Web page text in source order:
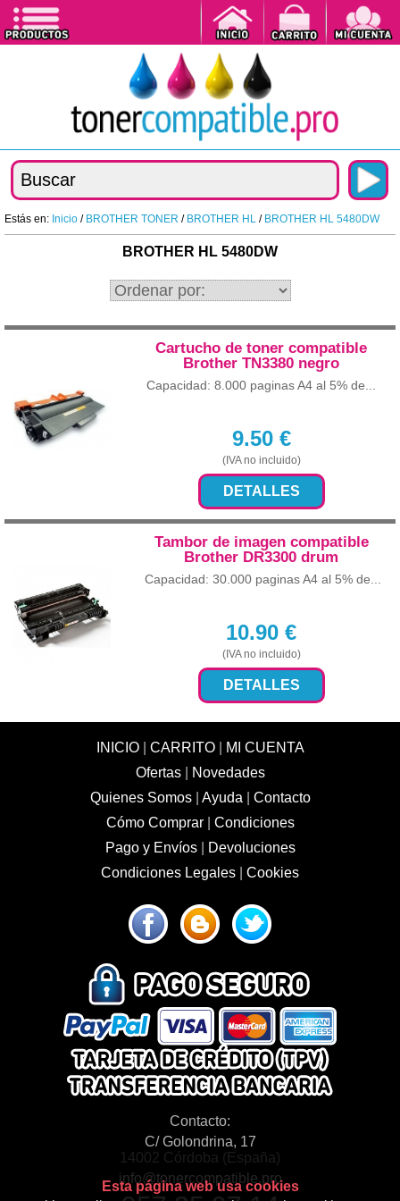
Estás en: Inicio / BROTHER TONER / BROTHER HL / BROTHER HL 5480DW
BROTHER HL 5480DW
Cartucho de toner compatible
Brother TN3380 negro
Capacidad: 8.000 paginas A4 al 5% de...
9.50€
(IVA no incluido)
DETALLES
Tambor de imagen compatible
Brother DR3300 drum
Capacidad: 30.000 paginas A4 al 5% de...
10.90 €
(IVA no incluido)
DETALLES
INICIO| CARRITO|
MI CUENTA
Ofertas|
Novedades
Quienes Somos| Ayuda
Contacto
Cómo Comprar| Condiciones
Pago y Envíos|
Devoluciones
Condiciones Legales
Cookies
Contacto:
C/ Golondrina, 17
14002 Córdoba (España)
info@tonercompatible.pro
Esta página web usa cookies